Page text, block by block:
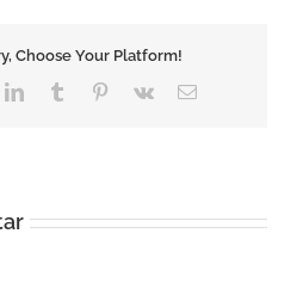
Choose Your Platform!
LinkedInTumblr Pinterest
Vk
Correo